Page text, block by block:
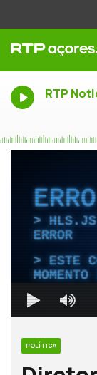
RTP
ERROR
ESTE
POLÍTICA